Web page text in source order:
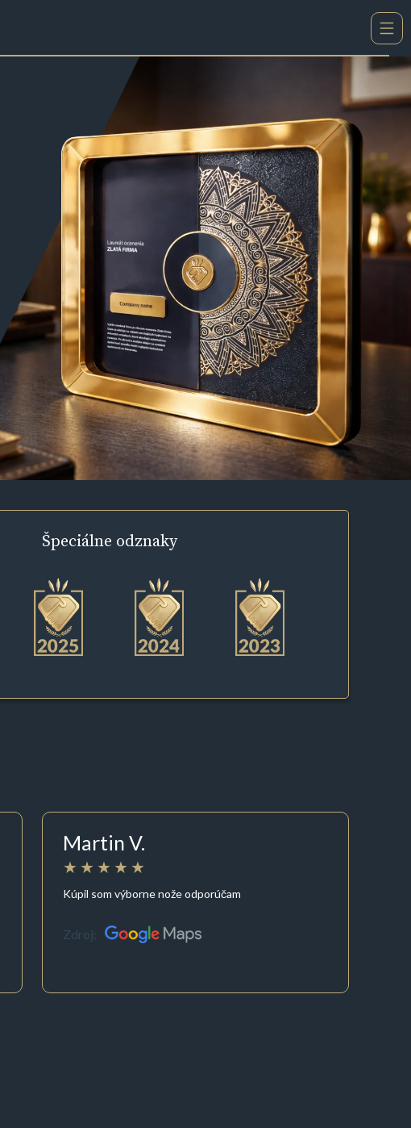
Špeciálne odznaky
Martin V.
Kúpil som výborne nože odporúčam
Zdroj: